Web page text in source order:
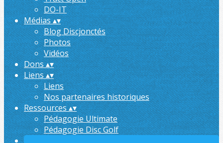
DO-IT
Médias▴▾
Blog Discjonctés
Photos
Vidéos
Dons▴▾
Liens▴▾
Liens
Nos partenaires historiques
Ressources▴▾
Pédagogie Ultimate
Pédagogie Disc Golf